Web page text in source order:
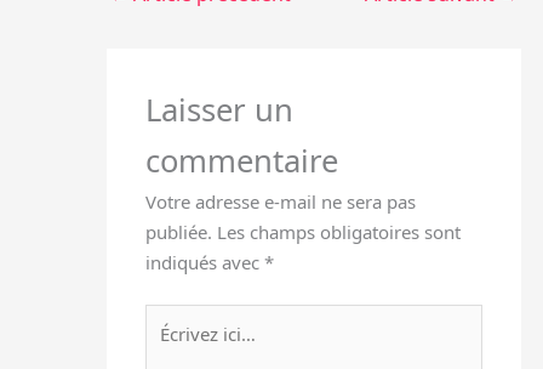
Laisser un
commentaire
Votre adresse e-mail ne sera pas
publiée. Les champs obligatoires sont
indiqués avec*
Écrivez
ici…